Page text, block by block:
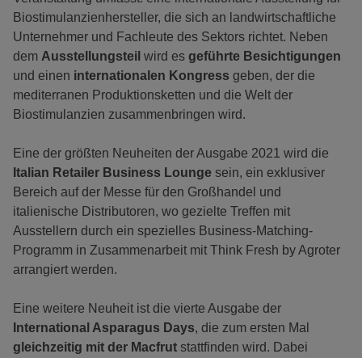
Biostimulanzienhersteller, die sich an landwirtschaftliche
Unternehmer und Fachleute des Sektors richtet. Neben
dem Ausstellungsteil wird es geführte Besichtigungen
und einen internationalen Kongress geben, der die
mediterranen Produktionsketten und die Welt der
Biostimulanzien zusammenbringen wird.
Eine der größten Neuheiten der Ausgabe 2021 wird die
Italian Retailer Business Lounge sein, ein exklusiver
Bereich auf der Messe für den Großhandel und
italienische Distributoren, wo gezielte Treffen mit
Ausstellern durch ein spezielles Business-Matching-
Programm in Zusammenarbeit mit Think Fresh by Agroter
arrangiert werden.
Eine weitere Neuheit ist die vierte Ausgabe der
International Asparagus Days, die zum ersten Mal
gleichzeitig mit der Macfrut stattfinden wird. Dabei